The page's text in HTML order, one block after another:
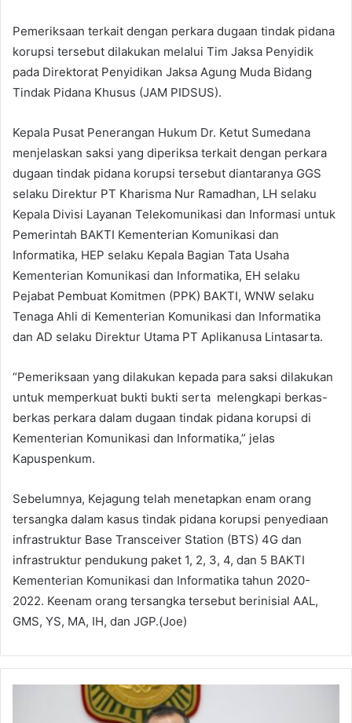
Pemeriksaan terkait dengan perkara dugaan tindak pidana
korupsi tersebut dilakukan melalui Tim Jaksa Penyidik
pada Direktorat Penyidikan Jaksa Agung Muda Bidang
Tindak Pidana Khusus (JAM PIDSUS).
Kepala Pusat Penerangan Hukum Dr. Ketut Sumedana
menjelaskan saksi yang diperiksa terkait dengan perkara
dugaan tindak pidana korupsi tersebut diantaranya GGS
selaku Direktur PT Kharisma Nur Ramadhan, LH selaku
Kepala Divisi Layanan Telekomunikasi dan Informasi untuk
Pemerintah BAKTI Kementerian Komunikasi dan
Informatika, HEP selaku Kepala Bagian Tata Usaha
Kementerian Komunikasi dan Informatika, EH selaku
Pejabat Pembuat Komitmen (PPK) BAKTI, WNW selaku
Tenaga Ahli di Kementerian Komunikasi dan Informatika
dan AD selaku Direktur Utama PT Aplikanusa Lintasarta.
“Pemeriksaan yang dilakukan kepada para saksi dilakukan
untuk memperkuat bukti bukti serta melengkapi berkas-
berkas perkara dalam dugaan tindak pidana korupsi di
Kementerian Komunikasi dan Informatika,” jelas
Kapuspenkum.
Sebelumnya, Kejagung telah menetapkan enam orang
tersangka dalam kasus tindak pidana korupsi penyediaan
infrastruktur Base Transceiver Station (BTS) 4G dan
infrastruktur pendukung paket 1, 2, 3, 4, dan 5 BAKTI
Kementerian Komunikasi dan Informatika tahun 2020-
2022. Keenam orang tersangka tersebut berinisial AAL,
GMS, YS, MA, IH, dan JGP.(Joe)